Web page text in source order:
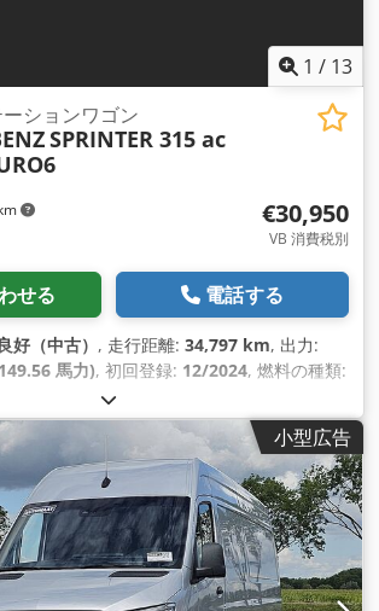
1 / 13
ションワゴン
SPRINTER 315 ac
€30,950
VB 消費税別
せる 電話する
良好（中古） , 走行距離: 34,797 km, 出力:
馬力), 初回登録: 12/2024, 燃料の種類:
235/65R16
mm, 燃料:ディーゼル, 色:茶色, 運転席:
式: オートマチック , 排出クラス: ユーロ6, サ
座席数:2, 全長:7,250 mm, 全幅:2,020
mm, 荷室長:4,250 mm, 荷室幅:1,780 mm,
, 製造年:2024 , 装備:ABS（アンチロック・
）, エアコン, クルーズコントロール, シー
ラルロック, トラクションコントロール, ブ
ウィンドウ調節, 電動ミラー,
小型広告